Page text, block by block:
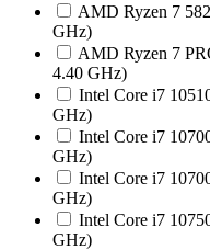
AMD Ryzen 7
GHz)
AMD Ryzen 7
4.40 GHz)
Intel Core i7
GHz)
Intel Core i7
GHz)
Intel Core i7
GHz)
Intel Core i7
GHz)